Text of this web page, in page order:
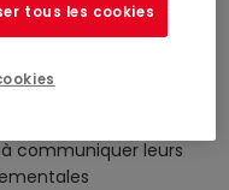
pacte « bailleur
2030
communiquer leurs
tous les cookies